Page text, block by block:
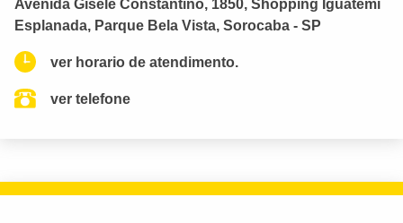
Avenida Gisele Constantino, 1850, Shopping Iguatemi
Esplanada, Parque Bela Vista, Sorocaba - SP
ver horario de atendimento.
ver telefone